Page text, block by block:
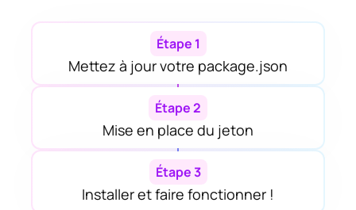
Étape 1
Mettez à jour votre package.json
Étape 2
Mise en place du jeton
Étape 3
Installer et faire fonctionner !